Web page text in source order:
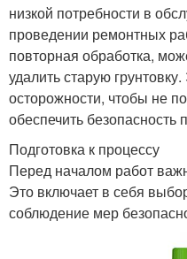
низкой потребности в
проведении ремонтных
повторная обработка,
удалить старую
осторожности, чтобы не
обеспечить безопасность
Подготовка к процессу
Перед началом работ
Это включает в себя
соблюдение мер